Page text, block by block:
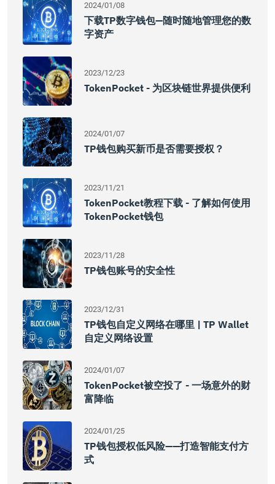
2024/01/08
下载TP数字钱包—随时随地管理您的数
字资产
2023/12/23
TokenPocket - 为区块链世界提供便利
2024/01/07
TP钱包购买新币是否需要授权？
2023/11/21
TokenPocket教程下载 - 了解如何使用
TokenPocket钱包
2023/11/28
TP钱包账号的安全性
2023/12/31
TP钱包自定义网络在哪里 | TP Wallet
自定义网络设置
2024/01/07
TokenPocket被空投了 - 一场意外的财
富降临
2024/01/25
TP钱包授权低风险——打造智能支付方
式